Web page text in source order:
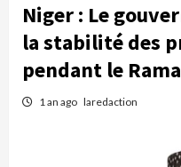
Niger : Le
la stabilité des
pendant le
1 an ago laredaction